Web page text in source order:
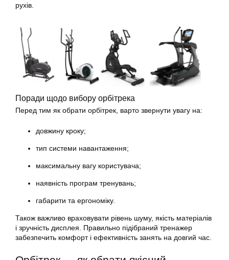
рухів.
Поради щодо вибору орбітрека
Перед тим як обрати орбітрек, варто звернути увагу на:
довжину кроку;
тип системи навантаження;
максимальну вагу користувача;
наявність програм тренувань;
габарити та ергономіку.
Також важливо враховувати рівень шуму, якість матеріалів
і зручність дисплея. Правильно підібраний тренажер
забезпечить комфорт і ефективність занять на довгий час.